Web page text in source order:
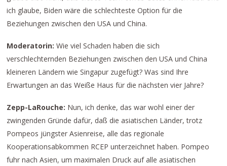
ich glaube, Biden wäre die schlechteste Option für die
Beziehungen zwischen den USA und China.
Moderatorin: Wie viel Schaden haben die sich
verschlechternden Beziehungen zwischen den USA und China
kleineren Ländern wie Singapur zugefügt? Was sind Ihre
Erwartungen an das Weiße Haus für die nächsten vier Jahre?
Zepp-LaRouche: Nun, ich denke, das war wohl einer der
zwingenden Gründe dafür, daß die asiatischen Länder, trotz
Pompeos jüngster Asienreise, alle das regionale
Kooperationsabkommen RCEP unterzeichnet haben. Pompeo
fuhr nach Asien, um maximalen Druck auf alle asiatischen